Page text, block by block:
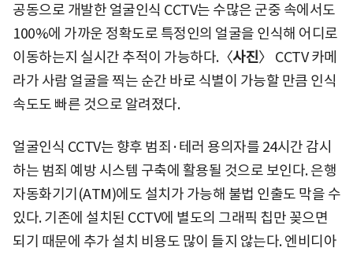
공동으로 개발한 얼굴인식 CCTV는 수많은 군중 속에서도
100%에 가까운 정확도로 특정인의 얼굴을 인식해 어디로
이동하는지 실시간 추적이 가능하다.〈사진〉 CCTV 카메
라가 사람 얼굴을 찍는 순간 바로 식별이 가능할 만큼 인식
속도도 빠른 것으로 알려졌다.
얼굴인식 CCTV는 향후 범죄·테러 용의자를 24시간 감시
하는 범죄 예방 시스템 구축에 활용될 것으로 보인다. 은행
자동화기기(ATM)에도 설치가 가능해 불법 인출도 막을 수
있다. 기존에 설치된 CCTV에 별도의 그래픽 칩만 꽂으면
되기 때문에 추가 설치 비용도 많이 들지 않는다. 엔비디아